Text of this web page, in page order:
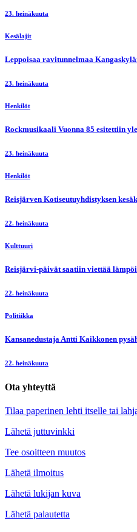
23. heinäkuuta
Kesälajit
Leppoisaa ravitunnelmaa
23. heinäkuuta
Henkilöt
Rockmusikaali Vuonna 85 esitettiin
23. heinäkuuta
Henkilöt
Reisjärven Kotiseutuyhdistyksen
22. heinäkuuta
Kulttuuri
Reisjärvi-päivät saatiin viettää
22. heinäkuuta
Politiikka
Kansanedustaja Antti Kaikkonen
22. heinäkuuta
Ota yhteyttä
Tilaa paperinen lehti itselle tai
Lähetä juttuvinkki
Tee osoitteen muutos
Lähetä ilmoitus
Lähetä lukijan kuva
Lähetä palautetta